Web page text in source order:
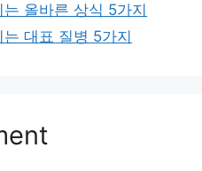
올바른 상식 5가지
대표 질병 5가지